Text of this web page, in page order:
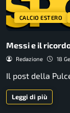
CALCIO ESTERO
Messi e il
Redazione 18
Il post della
Leggi di più